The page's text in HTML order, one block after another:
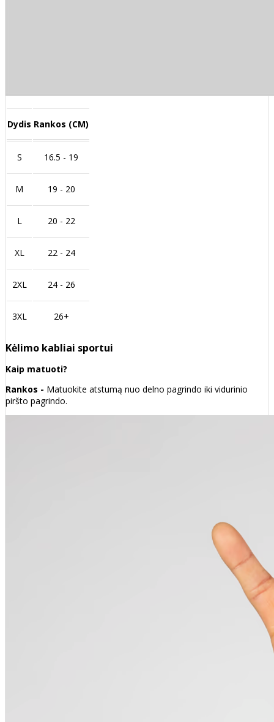
Dydis Rankos (CM)
S 16.5 - 19
M 19 - 20
L 20 - 22
XL 22 - 24
2XL 24 - 26
3XL 26+
Kėlimo kabliai sportui
Kaip matuoti?
Rankos - Matuokite atstumą nuo delno pagrindo iki vidurinio
piršto pagrindo.